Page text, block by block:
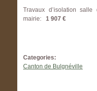
Travaux d’isolation
mairie: 1 907 €
Categories:
Canton de Bulgnéville